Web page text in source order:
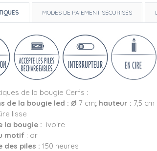
MODES DE PAIEMENT SÉCURISÉS
de la bougie Cerfs :
de la bougie led : Ø 7 cm; hauteur : 7,5 cm
lisse
la bougie : ivoire
motif : or
des piles : 150 heures